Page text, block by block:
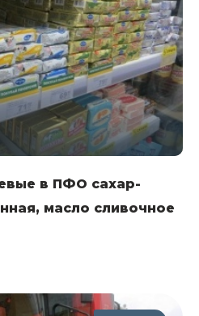
в ПФО сахар-
масло сливочное